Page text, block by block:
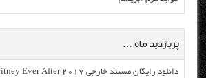
پربازدید ماه …
دانلود رایگان مسنتد خارجی Britney Ever After 2017 با لینک مستقیم